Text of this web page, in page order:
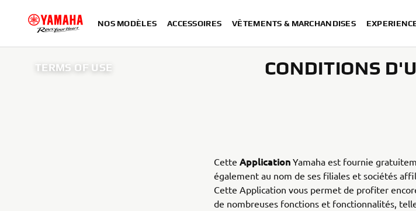
NOS MODÈLES ACCESSOIRES VÊTEMENTS & MARCHANDISES
TERMS OF USE CONDITIONS
Cette Application Yamaha est fournie
également au nom de ses filiales et sociétés
Cette Application vous permet de profiter
de nombreuses fonctions et fonctionnalités,